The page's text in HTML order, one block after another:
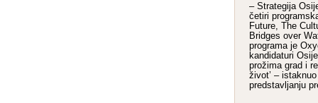
– Strategija
četiri
Future, The
Bridges over
programa je
kandidaturi
prožima grad i
život’ –
predstavljanju